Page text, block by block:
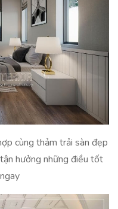
cùng thảm trải sàn đẹp
hưởng những điều tốt